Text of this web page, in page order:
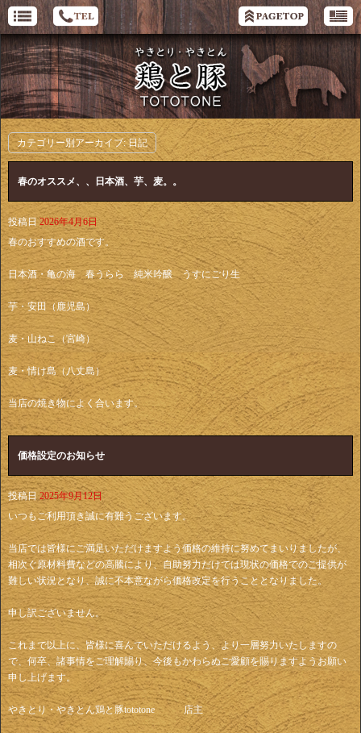
カテゴリー別アーカイブ:日記
春のオススメ、、日本酒、芋、麦。。
投稿日 2026年4月6日
春のおすすめの酒です。
日本酒・亀の海 春うらら 純米吟醸 うすにごり生
芋・安田（鹿児島）
麦・山ねこ（宮崎）
麦・情け島（八丈島）
当店の焼き物によく合います。
価格設定のお知らせ
投稿日 2025年9月12日
いつもご利用頂き誠に有難うございます。
当店では皆様にご満足いただけますよう価格の維持に努めてまいりましたが、
相次ぐ原材料費などの高騰により、自助努力だけでは現状の価格でのご提供が
難しい状況となり、誠に不本意ながら価格改定を行うこととなりました。
申し訳ございません。
これまで以上に、皆様に喜んでいただけるよう、より一層努力いたしますの
で、何卒、諸事情をご理解賜り、今後もかわらぬご愛顧を賜りますようお願い
申し上げます。
やきとり・やきとん鶏と豚tototone 店主